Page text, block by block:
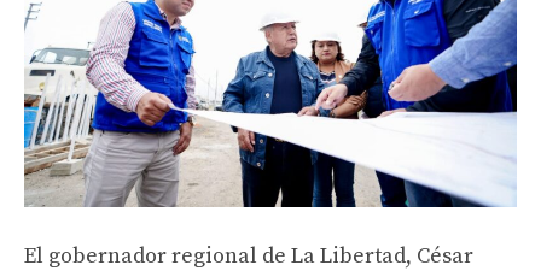
El gobernador regional de La Libertad, César